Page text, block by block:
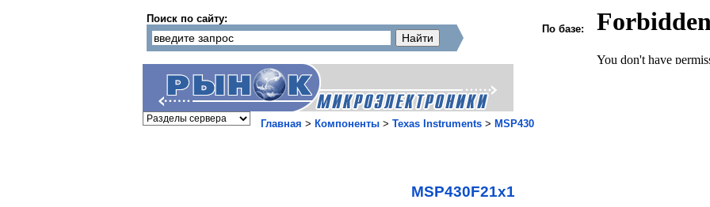
Поиск по сайту:
По базе:
Главная > Компоненты > Texas Instruments > MSP430
MSP430F21x1